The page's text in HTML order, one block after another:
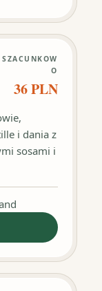
SZACUNKOW
O
36 PLN
i dania z
sosami i